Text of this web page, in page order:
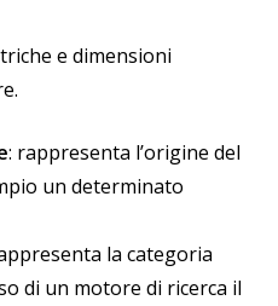
e dimensioni
: rappresenta l’origine del
un determinato
la categoria
di un motore di ricerca il